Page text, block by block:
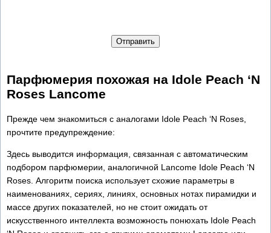
Отправить
Парфюмерия похожая на Idole Peach ‘N
Roses Lancome
Прежде чем знакомиться с аналогами Idole Peach ‘N Roses,
прочтите предупреждение:
Здесь выводится информация, связанная с автоматическим
подбором парфюмерии, аналогичной Lancome Idole Peach ‘N
Roses. Алгоритм поиска использует схожие параметры в
наименованиях, сериях, линиях, основных нотах пирамидки и
массе других показателей, но не стоит ожидать от
искусственного интеллекта возможность понюхать Idole Peach